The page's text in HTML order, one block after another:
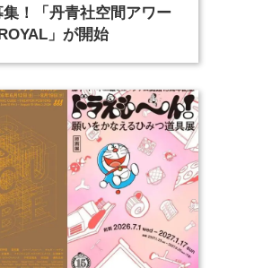
！「丹青社空間アワー
」が開始